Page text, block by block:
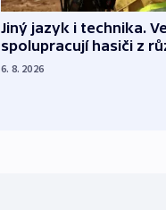
Jiný jazyk i technika.
spolupracují hasiči z
6. 8. 2026